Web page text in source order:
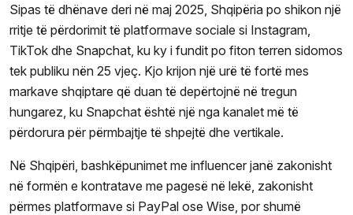
Sipas të dhënave deri në maj 2025, Shqipëria po shikon një
rritje të përdorimit të platformave sociale si Instagram,
TikTok dhe Snapchat, ku ky i fundit po fiton terren sidomos
tek publiku nën 25 vjeç. Kjo krijon një urë të fortë mes
markave shqiptare që duan të depërtojnë në tregun
hungarez, ku Snapchat është një nga kanalet më të
përdorura për përmbajtje të shpejtë dhe vertikale.
Në Shqipëri, bashkëpunimet me influencer janë zakonisht
në formën e kontratave me pagesë në lekë, zakonisht
përmes platformave si PayPal ose Wise, por shumë